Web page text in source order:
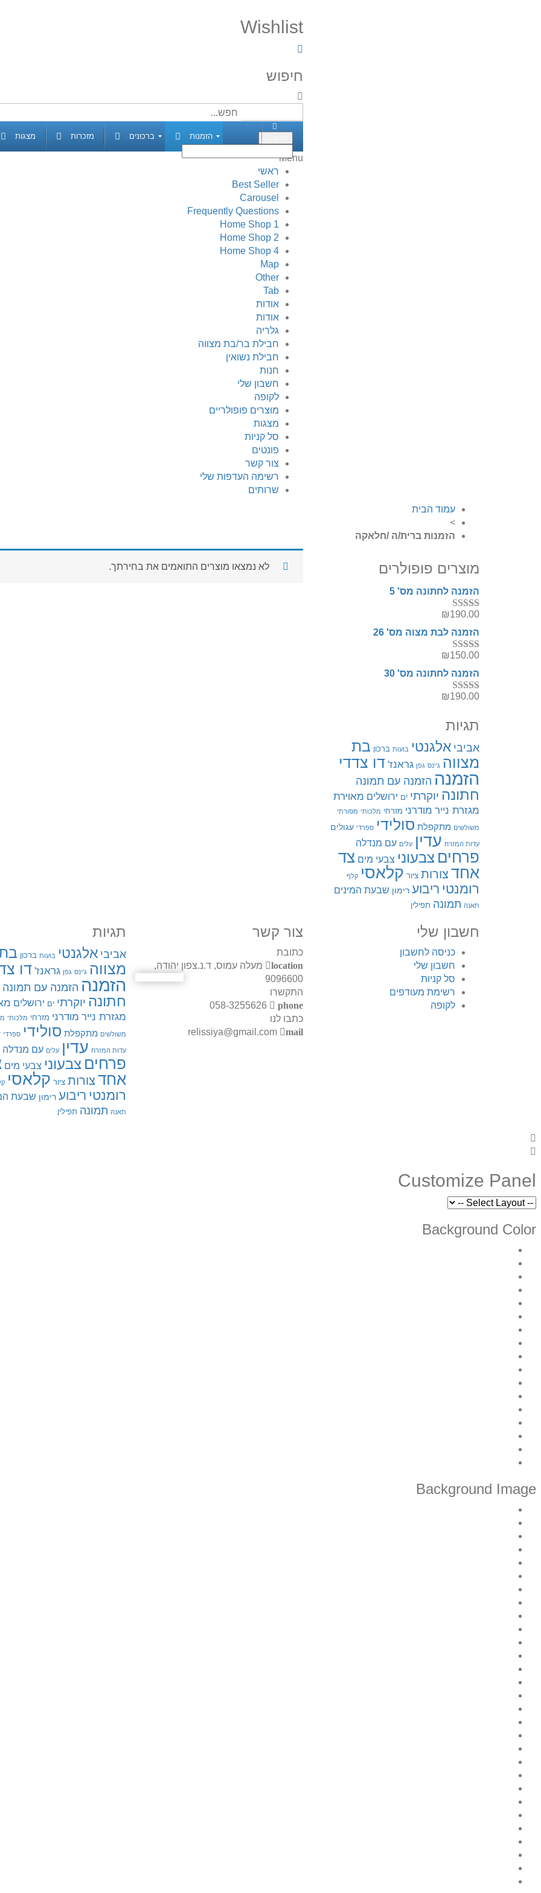
Wishlist
חיפוש
הזמנות ברכונים מזכרות מצגות
Menu
ראשי
Best Seller
Carousel
Frequently Questions
Home Shop 1
Home Shop 2
Home Shop 4
Map
Other
Tab
אודות
אודות
גלריה
חבילת בר/בת מצווה
חבילת נשואין
חנות
חשבון שלי
לקופה
מוצרים פופולריים
מצגות
סל קניות
פונטים
צור קשר
רשימה העדפות שלי
שרותים
עמוד הבית
>
הזמנות ברית/ה /חלאקה
מוצרים פופולרים
הזמנה לחתונה מס' 5
דורג5.00
₪190.00
הזמנה לבת מצוה מס' 26
דורג5.00
₪150.00
הזמנה לחתונה מס' 30
דורג5.00
₪190.00
תגיות
אביבי אלגנטי בועות ברכון בת
מצווה ג'ינס גפן גראנז' דו צדדי
הזמנה הזמנה עם תמונה
חתונה יוקרתי ים ירושלים מאוירת
מגזרת נייר מודרני מזרחי מלכותי מסורתי
משולשים מתקפלת סולידי ספרדי עגולים
עדות המזרח עדין עלים עם מנדלה
פרחים צבעוני צבעי מים צד
אחד צורות ציור קלאסי קלף
רומנטי ריבוע רימון שבעת המינים
תאנה תמונה תפילין
לא נמצאו מוצרים התואמים את בחירתך.
חשבון שלי
כניסה לחשבון
חשבון שלי
סל קניות
רשימת מעודפים
לקופה
צור קשר
כתובת
location
מעלה עמוס, ד.נ.צפון יהודה,
9096600
התקשרו
phone
כתבו לנו
mail
relissiya@gmail.com
תגיות
אביבי אלגנטי בועות ברכון
מצווה ג'ינס גפן גראנז' דו
הזמנה הזמנה עם תמונה
חתונה יוקרתי ים ירושלים
מגזרת נייר מודרני מזרחי מלכותי
משולשים מתקפלת סולידי ספרדי
עדות המזרח עדין עלים עם מנדלה
פרחים צבעוני צבעי מים
אחד צורות ציור קלאסי
רומנטי ריבוע רימון שבעת
תאנה תמונה תפילין
Customize Panel
Background Color
Background Image